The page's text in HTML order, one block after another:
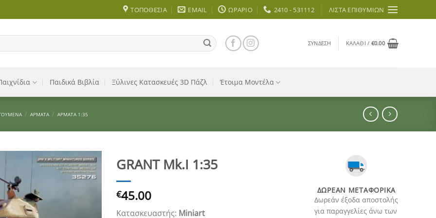
ΤΟΠΟΘΕΣΊΑ EMAIL ΩΡΆΡΙΟ 2410 - 531112 ΛΊΣΤΑ ΕΠΙΘΥΜΙΏΝ
ΣΎΝΔΕΣΗ ΚΑΛΆΘΙ / €0.00
Παιδικά Βιβλία Ξύλινες Κατασκευές 3D Πάζλ Έτοιμα Μοντέλα
/ ΆΡΜΑΤΑ / ΑΡΜΑΤΑ 1:35
GRANT Mk.I 1:35
€45.00
Κατασκευαστής: Miniart
ΔΩΡΕΆΝ ΜΕΤΑΦΟΡΙΚΆ
Δωρεάν έξοδα αποστολής
για παραγγελίες άνω των